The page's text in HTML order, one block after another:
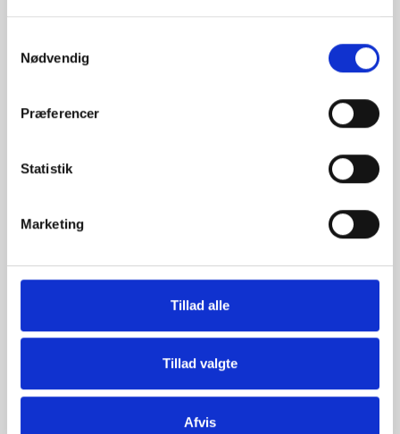
Nødvendig
Præferencer
Statistik
Marketing
Tillad alle
Tillad valgte
Afvis
Ove Jensens Allé 31
Danmark
info@rammeshoppen.dk
Åbningstider for kontor
Mandag - Torsdag: 09.00-16.00
Lørdag, søndag og helligdage: Lukket
Ved højtider og ferie kan ændringer forekomme. Se mere
POPULÆRE KATEGORIER